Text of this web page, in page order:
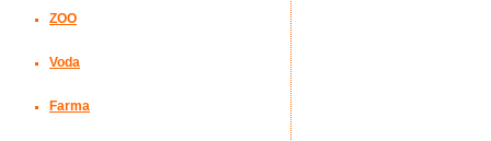
ZOO
Voda
Farma